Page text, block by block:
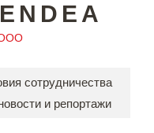
сотрудничества
и репортажи